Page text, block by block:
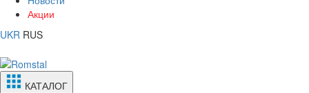
Акции
UKR RUS
КАТАЛОГ